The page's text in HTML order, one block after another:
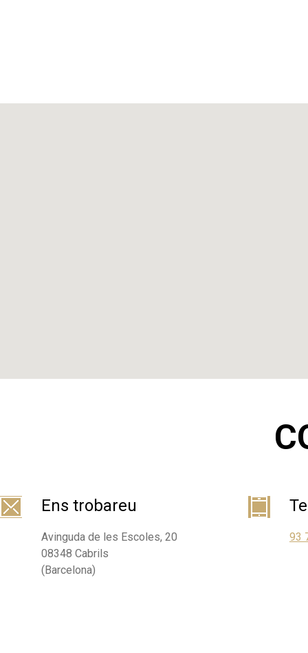
Ens trobareu
Avinguda de les Escoles, 20
08348 Cabrils
(Barcelona)
93